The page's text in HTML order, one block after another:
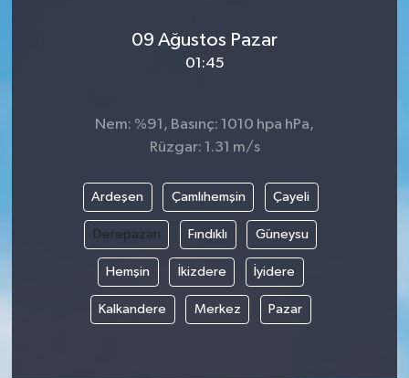
09 Ağustos Pazar
01:45
Nem: %91, Basınç: 1010 hpa hPa,
Rüzgar: 1.31 m/s
Ardeşen Çamlıhemşin Çayeli
Derepazarı Fındıklı Güneysu
Hemşin İkizdere İyidere
Kalkandere Merkez Pazar